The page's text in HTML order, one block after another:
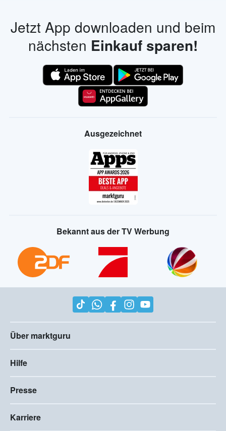
Jetzt App downloaden und beim
nächsten Einkauf sparen!
Ausgezeichnet
Bekannt aus der TV Werbung
Über marktguru
Hilfe
Presse
Karriere